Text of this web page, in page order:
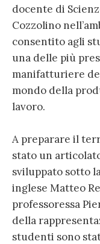
docente di
Cozzolino
consentito agli
una delle più
manifatturiere
mondo della
lavoro.
A preparare il
stato un
sviluppato sotto
inglese Matteo
professoressa
della
studenti sono